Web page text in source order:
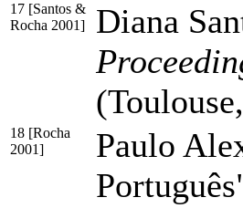
17 [Santos &
Rocha 2001]
Diana
18 [Rocha
2001]
Paulo